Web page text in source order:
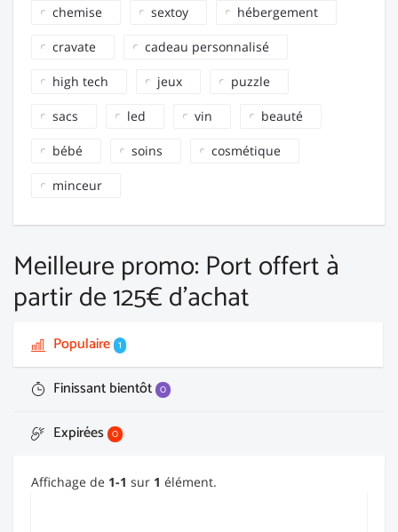
chemise sextoy hébergement
cravate cadeau personnalisé
high tech jeux puzzle
sacs led vin beauté
bébé soins cosmétique
minceur
Meilleure promo: Port offert à
partir de 125€ d'achat
Populaire 1
Finissant bientôt 0
Expirées 0
Affichage de 1-1 sur 1 élément.